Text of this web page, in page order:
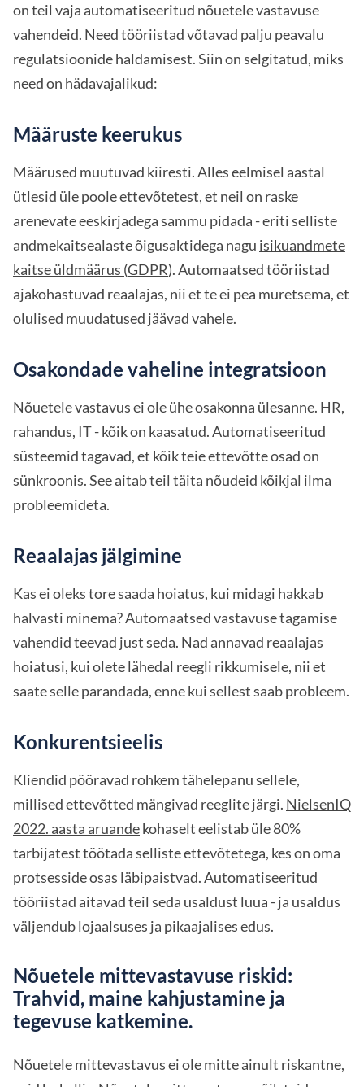
on teil vaja automatiseeritud nõuetele vastavuse
vahendeid. Need tööriistad võtavad palju peavalu
regulatsioonide haldamisest. Siin on selgitatud, miks
need on hädavajalikud:
Määruste keerukus
Määrused muutuvad kiiresti. Alles eelmisel aastal
ütlesid üle poole ettevõtetest, et neil on raske
arenevate eeskirjadega sammu pidada - eriti selliste
andmekaitsealaste õigusaktidega nagu isikuandmete
kaitse üldmäärus (GDPR). Automaatsed tööriistad
ajakohastuvad reaalajas, nii et te ei pea muretsema, et
olulised muudatused jäävad vahele.
Osakondade vaheline integratsioon
Nõuetele vastavus ei ole ühe osakonna ülesanne. HR,
rahandus, IT - kõik on kaasatud. Automatiseeritud
süsteemid tagavad, et kõik teie ettevõtte osad on
sünkroonis. See aitab teil täita nõudeid kõikjal ilma
probleemideta.
Reaalajas jälgimine
Kas ei oleks tore saada hoiatus, kui midagi hakkab
halvasti minema? Automaatsed vastavuse tagamise
vahendid teevad just seda. Nad annavad reaalajas
hoiatusi, kui olete lähedal reegli rikkumisele, nii et
saate selle parandada, enne kui sellest saab probleem.
Konkurentsieelis
Kliendid pööravad rohkem tähelepanu sellele,
millised ettevõtted mängivad reeglite järgi. NielsenIQ
2022. aasta aruandekohaselt eelistab üle 80%
tarbijatest töötada selliste ettevõtetega, kes on oma
protsesside osas läbipaistvad. Automatiseeritud
tööriistad aitavad teil seda usaldust luua - ja usaldus
väljendub lojaalsuses ja pikaajalises edus.
Nõuetele mittevastavuse riskid:
Trahvid, maine kahjustamine ja
tegevuse katkemine.
Nõuetele mittevastavus ei ole mitte ainult riskantne,